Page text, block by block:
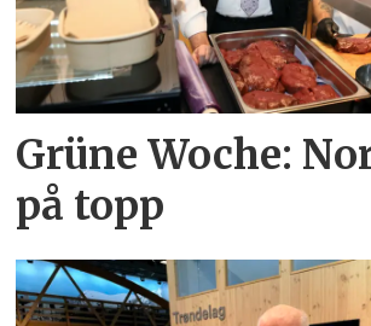
Grüne Woche:
på topp